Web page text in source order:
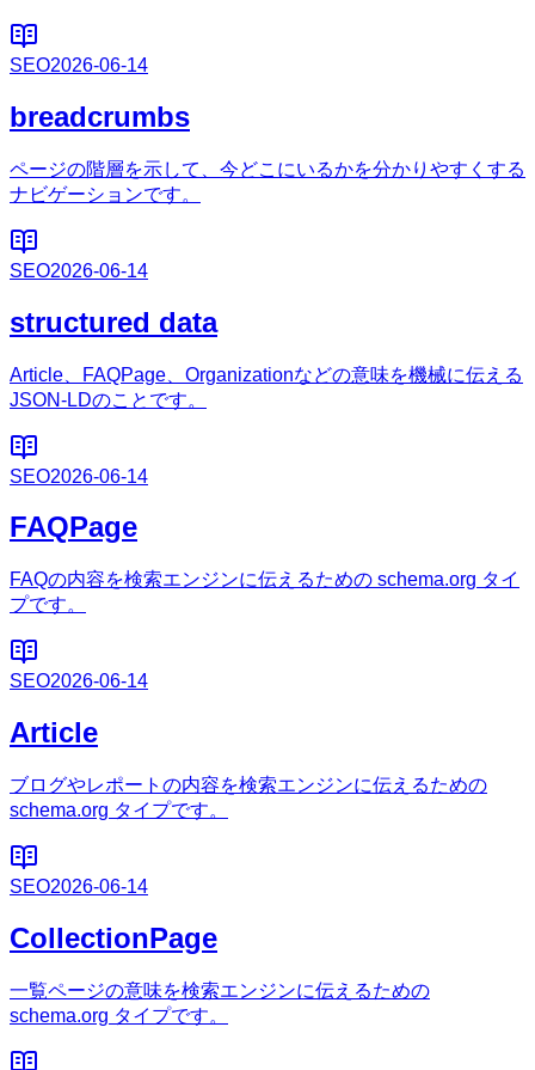
SEO2026-06-14
breadcrumbs
ページの階層を示して、今どこにいるかを分かりやすくする
ナビゲーションです。
SEO2026-06-14
structured data
Article、FAQPage、Organizationなどの意味を機械に伝える
JSON-LDのことです。
SEO2026-06-14
FAQPage
FAQの内容を検索エンジンに伝えるための schema.org タイ
プです。
SEO2026-06-14
Article
ブログやレポートの内容を検索エンジンに伝えるための
schema.org タイプです。
SEO2026-06-14
CollectionPage
一覧ページの意味を検索エンジンに伝えるための
schema.org タイプです。